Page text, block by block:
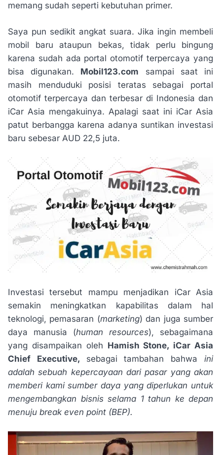
memang sudah seperti kebutuhan primer.
Saya pun sedikit angkat suara. Jika ingin membeli
mobil baru ataupun bekas, tidak perlu bingung
karena sudah ada portal otomotif terpercaya yang
bisa digunakan. Mobil123.com sampai saat ini
masih menduduki posisi teratas sebagai portal
otomotif terpercaya dan terbesar di Indonesia dan
iCar Asia mengakuinya. Apalagi saat ini iCar Asia
patut berbangga karena adanya suntikan investasi
baru sebesar AUD 22,5 juta.
Investasi tersebut mampu menjadikan iCar Asia
semakin meningkatkan kapabilitas dalam hal
teknologi, pemasaran (marketing) dan juga sumber
daya manusia (human resources), sebagaimana
yang disampaikan oleh Hamish Stone, iCar Asia
Chief Executive, sebagai tambahan bahwaini
adalah sebuah kepercayaan dari pasar yang akan
memberi kami sumber daya yang diperlukan untuk
mengembangkan bisnis selama 1 tahun ke depan
menuju break even point (BEP).